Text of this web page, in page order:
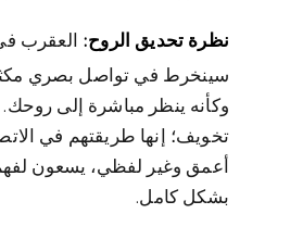
نظرة تحديق الروح:العقرب
سينخرط في تواصل بصري
وكأنه ينظر مباشرة إلى
تخويف؛ إنها طريقتهم في
أعمق وغير لفظي، يسعون
بشكل كامل.